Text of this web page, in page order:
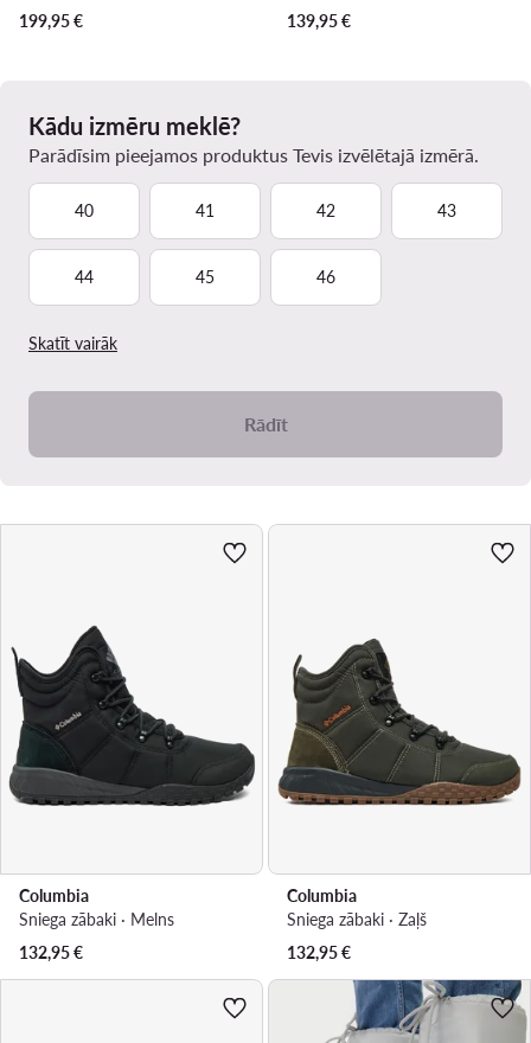
199,95€
139,95€
Kādu izmēru meklē?
Parādīsim pieejamos produktus Tevis izvēlētajā izmērā.
40 41 42 43
44 45 46
Skatīt vairāk
Rādīt
Columbia
Sniega zābaki · Melns
132,95€
Columbia
Sniega zābaki · Zaļš
132,95€